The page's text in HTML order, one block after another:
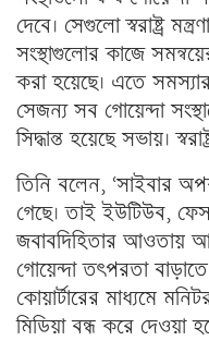
দেবে। সেগুলো স্বরাষ্ট্র
সংস্থাগুলোর কাজে
করা হয়েছে। এতে
সেজন্য সব গোয়েন্দা
সিদ্ধান্ত হয়েছে সভায়।
তিনি বলেন, ‘সাইবার
গেছে। তাই ইউটিউব,
জবাবদিহিতার আওতায়
গোয়েন্দা তৎপরতা
কোয়ার্টারের মাধ্যমে
মিডিয়া বন্ধ করে দেওয়া